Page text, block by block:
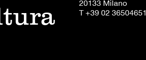
20133 Milano
T +39 02 36504651